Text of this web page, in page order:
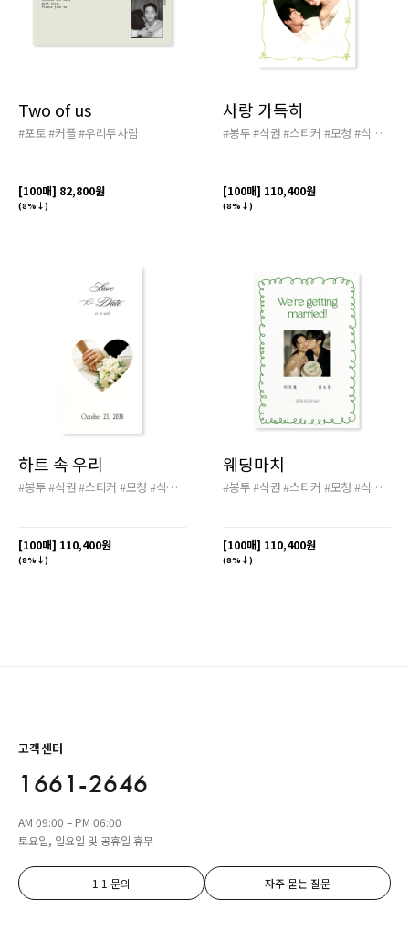
Two of us
#포토#커플#우리두사람
[100매] 82,800원
(8%↓)
사랑 가득히
#봉투#식권#스티커 #모청 #식전영상
[100매] 110,400원
(8%↓)
하트 속 우리
#봉투#식권#스티커 #모청 #식전영상 #배송비#무료
[100매] 110,400원
(8%↓)
웨딩마치
#봉투#식권#스티커 #모청 #식전영상
[100매] 110,400원
(8%↓)
고객센터
1661-2646
AM 09:00 – PM 06:00
토요일, 일요일 및 공휴일 휴무
1:1 문의 자주 묻는 질문